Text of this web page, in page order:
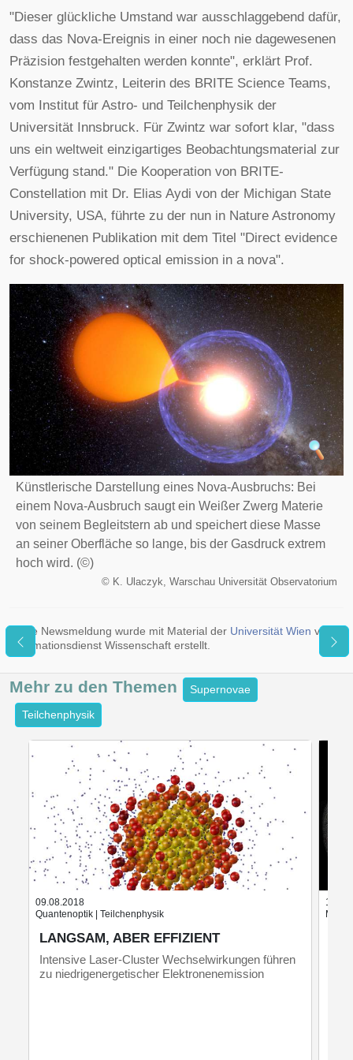
"Dieser glückliche Umstand war ausschlaggebend dafür,
dass das Nova-Ereignis in einer noch nie dagewesenen
Präzision festgehalten werden konnte", erklärt Prof.
Konstanze Zwintz, Leiterin des BRITE Science Teams,
vom Institut für Astro- und Teilchenphysik der
Universität Innsbruck. Für Zwintz war sofort klar, "dass
uns ein weltweit einzigartiges Beobachtungsmaterial zur
Verfügung stand." Die Kooperation von BRITE-
Constellation mit Dr. Elias Aydi von der Michigan State
University, USA, führte zu der nun in Nature Astronomy
erschienenen Publikation mit dem Titel "Direct evidence
for shock-powered optical emission in a nova".
Künstlerische Darstellung eines Nova-Ausbruchs: Bei
einem Nova-Ausbruch saugt ein Weißer Zwerg Materie
von seinem Begleitstern ab und speichert diese Masse
an seiner Oberfläche so lange, bis der Gasdruck extrem
hoch wird. (©)
© K. Ulaczyk, Warschau Universität Observatorium
Diese Newsmeldung wurde mit Material der Universität Wien via
Informationsdienst Wissenschaft erstellt.
Mehr zu den Themen
Supernovae
Teilchenphysik
09.08.2018
Quantenoptik | Teilchenphysik
LANGSAM, ABER EFFIZIENT
Intensive Laser-Cluster Wechselwirkungen führen
zu niedrigenergetischer Elektronenemission